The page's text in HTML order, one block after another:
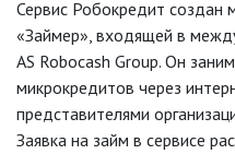
Сервис Робокредит создан
«Займер», входящей в
AS Robocash Group. Он
микрокредитов через
представителями
Заявка на займ в сервисе